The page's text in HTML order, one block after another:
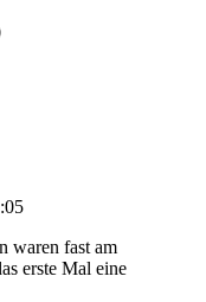
waren fast am
erste Mal eine